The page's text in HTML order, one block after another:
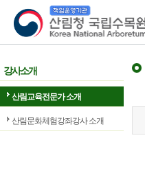
산림청 국립수목원
강사소개
산림교육전문가 소개
산림문화체험강좌강사 소개